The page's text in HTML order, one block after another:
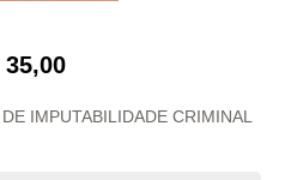
35,00
IMPUTABILIDADE CRIMINAL